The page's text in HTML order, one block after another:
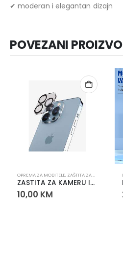
✔ moderan i elegantan dizajn
POVEZANI
SLUŠALICE
OPREMA ZA MOBITELE, ZAŠTITA ZA KAMERU
ZASTITA ZA KAMERU IPHONE 14/14PLUS
10,00 KM